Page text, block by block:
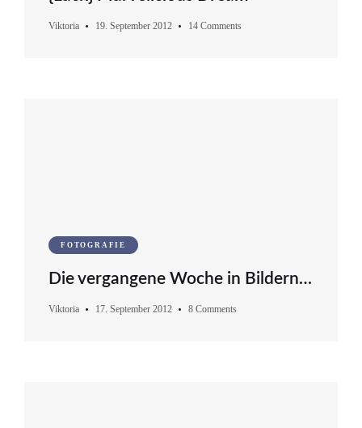
Viktoria 19. September 2012 14 Comments
FOTOGRAFIE
Die vergangene Woche in Bildern…
Viktoria 17. September 2012 8 Comments